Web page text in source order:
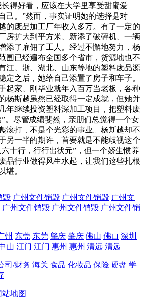
得好看，应该在大学里享受甜蜜爱
己。”然而，事实证明她的选择是对
的废品加工厂年收入多万。有了一定的
房扩大到平方米、新添了破碎机、一辆
添了雇佣了工人。经过不懈地努力，杨
围已经遍布全国多个省市，货源地也不
江、浙、湖北、山东等地的塑料废品源
定之后，她给自己添置了房子和车子。
起家、刚毕业就年入百万当老板，各种
杨斯越虽然已经取得一定成就，但她并
年继续投资塑料深加工项目，把塑料废
。尽管成绩斐然，亲朋们总觉得一个女
滚打，不是个光彩的事业。杨斯越却不
另一半的期许，首要就是不能歧视这个
十行，行行出状元”，但一个娇生惯养
品行业做得风生水起，让我们这些扎根
堪。
毁 广州文件销毁 广州文件销毁 广州文
广州文件销毁 广州文件销毁 广州文件销
州 东莞 东莞 肇庆 肇庆 佛山 佛山 深圳
山 江门 江门 惠州 惠州 清远 清远
司/财务 海关 食品 化妆品 保险 硬盘 学
站地图